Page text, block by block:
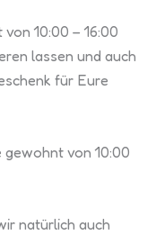
10:00 – 16:00
lassen und auch
für Eure
von 10:00
natürlich auch